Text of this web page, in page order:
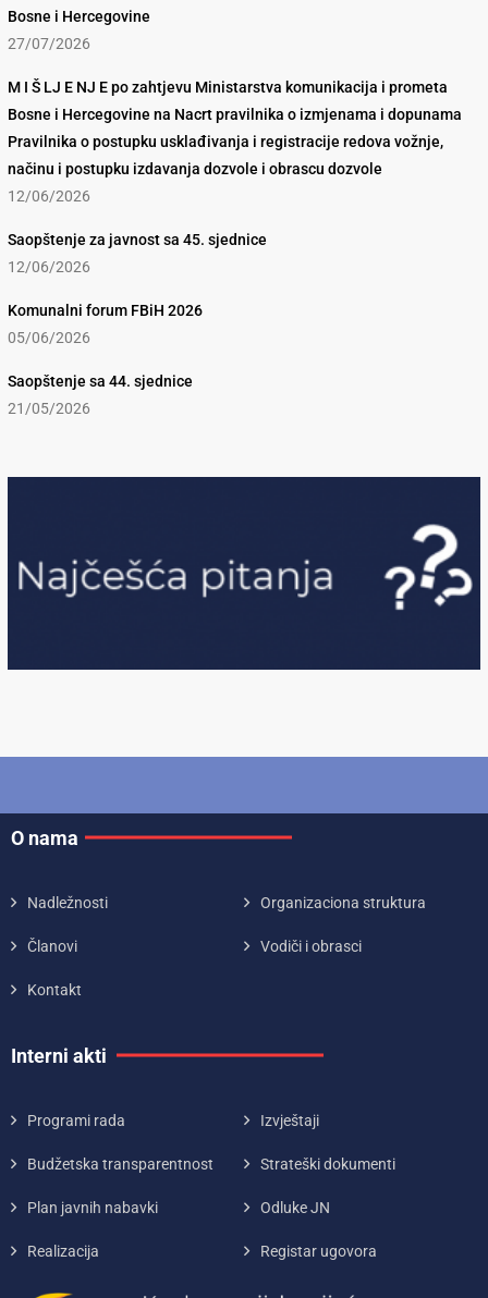
Bosne i Hercegovine
27/07/2026
M I Š LJ E NJ E po zahtjevu Ministarstva komunikacija i prometa
Bosne i Hercegovine na Nacrt pravilnika o izmjenama i dopunama
Pravilnika o postupku usklađivanja i registracije redova vožnje,
načinu i postupku izdavanja dozvole i obrascu dozvole
12/06/2026
Saopštenje za javnost sa 45. sjednice
12/06/2026
Komunalni forum FBiH 2026
05/06/2026
Saopštenje sa 44. sjednice
21/05/2026
O nama
Nadležnosti Organizaciona struktura
Članovi Vodiči i obrasci
Kontakt
Interni akti
Programi rada Izvještaji
Budžetska transparentnost Strateški dokumenti
Plan javnih nabavki Odluke JN
Realizacija Registar ugovora